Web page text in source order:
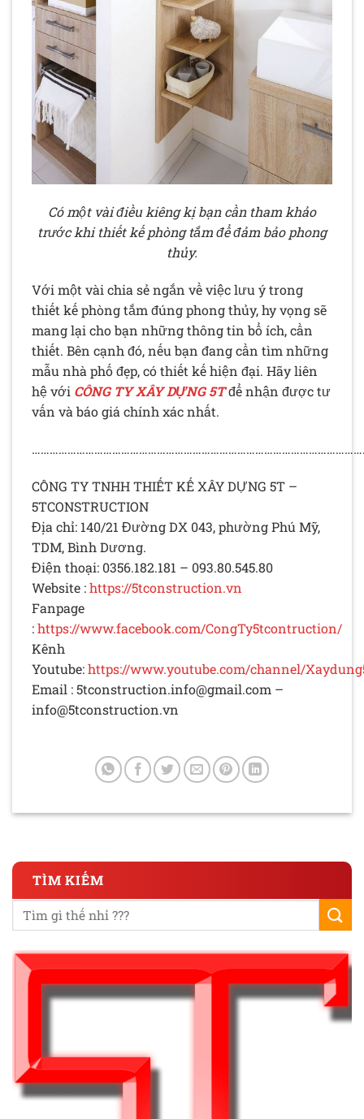
Có một vài điều kiêng kị bạn cần tham khảo
trước khi thiết kế phòng tắm để đảm bảo phong
thủy.
Với một vài chia sẻ ngắn về việc lưu ý trong
thiết kế phòng tắm đúng phong thủy, hy vọng sẽ
mang lại cho bạn những thông tin bổ ích, cần
thiết. Bên cạnh đó, nếu bạn đang cần tìm những
mẫu nhà phố đẹp, có thiết kế hiện đại. Hãy liên
hệ với CÔNG TY XÂY DỰNG 5Tđể nhận được tư
vấn và báo giá chính xác nhất.
CÔNG TY TNHH THIẾT KẾ XÂY DỰNG 5T –
5TCONSTRUCTION
Địa chỉ: 140/21 Đường DX 043, phường Phú Mỹ,
TDM, Bình Dương.
Điện thoại: 0356.182.181 – 093.80.545.80
Website :https://5tconstruction.vn
Fanpage
:https://www.facebook.com/CongTy5tcontruction/
Kênh
Youtube:https://www.youtube.com/channel/
Email :5tconstruction.info@gmail.com –
info@5tconstruction.vn
TÌM KIẾM